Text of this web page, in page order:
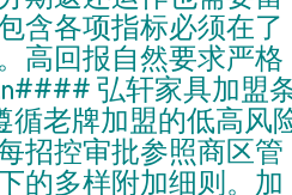
含各项指标必须在了
高回报自然要求严格
弘轩家具加盟
循老牌加盟的低高风
招控审批参照商区管
的多样附加细则。加